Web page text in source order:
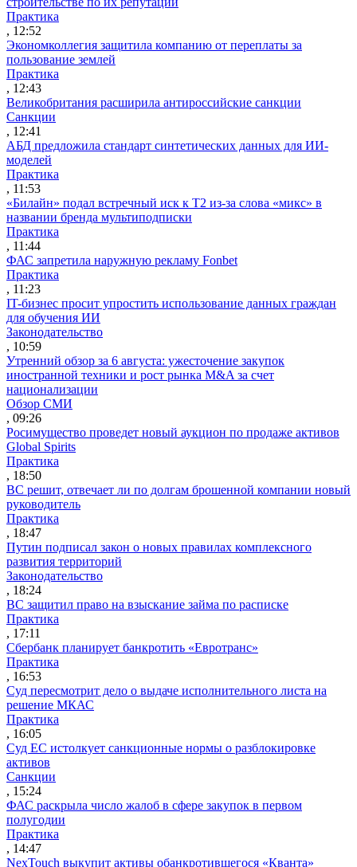
Практика
, 12:52
Экономколлегия защитила компанию от переплаты за
пользование землей
Практика
, 12:43
Великобритания расширила антироссийские санкции
Санкции
, 12:41
АБД предложила стандарт синтетических данных для ИИ-
моделей
Практика
, 11:53
«Билайн» подал встречный иск к Т2 из-за слова «микс» в
названии бренда мультиподписки
Практика
, 11:44
ФАС запретила наружную рекламу Fonbet
Практика
, 11:23
IT-бизнес просит упростить использование данных граждан
для обучения ИИ
Законодательство
, 10:59
Утренний обзор за 6 августа: ужесточение закупок
иностранной техники и рост рынка M&A за счет
национализации
Обзор СМИ
, 09:26
Росимущество проведет новый аукцион по продаже активов
Global Spirits
Практика
, 18:50
ВС решит, отвечает ли по долгам брошенной компании новый
руководитель
Практика
, 18:47
Путин подписал закон о новых правилах комплексного
развития территорий
Законодательство
, 18:24
ВС защитил право на взыскание займа по расписке
Практика
, 17:11
Сбербанк планирует банкротить «Евротранс»
Практика
, 16:53
Суд пересмотрит дело о выдаче исполнительного листа на
решение МКАС
Практика
, 16:05
Суд ЕС истолкует санкционные нормы о разблокировке
активов
Санкции
, 15:24
ФАС раскрыла число жалоб в сфере закупок в первом
полугодии
Практика
, 14:47
NexTouch выкупит активы обанкротившегося «Кванта»